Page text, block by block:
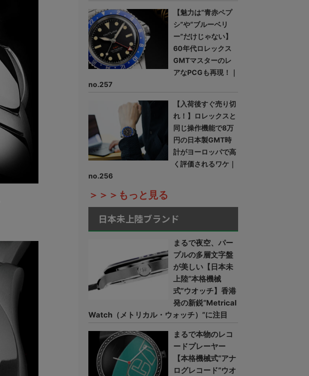
【魅力は“青赤ペプ
シ”や“ブルーベリ
ー”だけじゃない】
60年代ロレックス
GMTマスターのレ
アなPCGも再現！｜
no.257
【入荷後すぐ売り切
れ！】ロレックスと
同じ操作機能で8万
円の日本製GMT時
計がヨーロッパで高
く評価されるワケ｜
no.256
＞＞＞もっと見る
日本未上陸ブランド
まるで夜空、パー
プルの多層文字盤
が美しい【日本未
上陸“本格機械
式”ウオッチ】香港
発の新鋭“Metrical
Watch（メトリカル・ウォッチ）”に注目
まるで本物のレコ
ードプレーヤー
【本格機械式“アナ
ログレコード”ウオ